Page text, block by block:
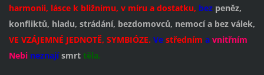
harmonii, lásce k bližnímu, v míru a dostatku, bez peněz,
konfliktů, hladu, strádání, bezdomovců, nemocí a bez válek,
VE VZÁJEMNÉ JEDNOTĚ, SYMBIÓZE. Vestředním a vnitřním
Nebineznajísmrt těla.